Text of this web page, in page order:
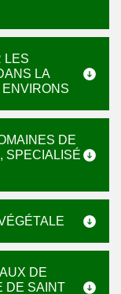
LES
LA
DE
SPECIALISÉ
DE
DE SAINT